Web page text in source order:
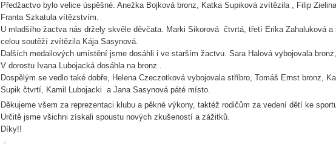
Předžactvo bylo velice úspěšné. Anežka Bojková bronz, Katka Supiková zvítězila , Filip
Franta Szkatula vítězstvím.
U mladšího žactva nás držely skvěle děvčata. Marki Sikorová čtvrtá, třetí Erika Zahaluková a
celou soutěží zvítězila Kája Sasynová.
Dalších medailových umístění jsme dosáhli i ve starším žactvu. Sara Halová vybojovala
V dorostu Ivana Lubojacká dosáhla na bronz .
Dospělým se vedlo také dobře, Helena Czeczotková vybojovala stříbro, Tomáš Ernst bronz,
Supik čtvrtí, Kamil Lubojacki a Jana Sasynová páté místo.
Děkujeme všem za reprezentaci klubu a pěkné výkony, taktéž rodičům za vedení dětí ke
Určitě jsme všichni získali spoustu nových zkušeností a zážitků.
Díky!!